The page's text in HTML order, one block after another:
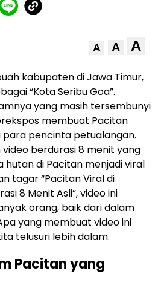
A A A
kabupaten di Jawa Timur,
“Kota Seribu Goa”.
yang masih tersembunyi
membuat Pacitan
pencinta petualangan.
berdurasi 8 menit yang
hutan di Pacitan menjadi viral
tagar “Pacitan Viral di
8 Menit Asli”, video ini
orang, baik dari dalam
yang membuat video ini
telusuri lebih dalam.
Pacitan yang